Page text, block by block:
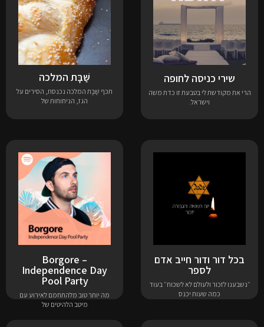
שירי כניסה לחופה
הרי את מקודשת לי בטבעת זו כדת משה
וישראל.
שַּׁבָּת המלכה
תכף שַּׁבָּת המלכה נכנסת, הסירים על
הגז, הניחוחות של
בכל דור ודור חייב אדם
לספר
״נשבענו לזכור ולעולם לא לשכוח״ בעוד
כמה שעות יכנס
Borgore –
Independence Day
Pool Party
מה יותר טוב מלהתחמם לאירוע עם
מיטב הלהיטים של